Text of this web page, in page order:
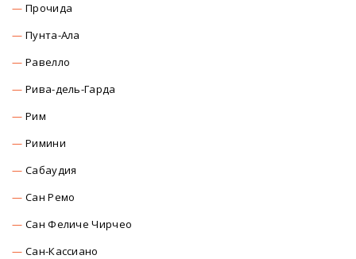
Прочида
Пунта-Ала
Равелло
Рива-дель-Гарда
Рим
Римини
Сабаудия
Сан Ремо
Сан Феличе Чирчео
Сан-Кассиано